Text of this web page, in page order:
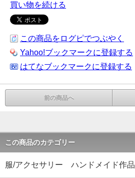
買い物を続ける
この商品をログピでつぶやく
Yahoo!ブックマークに登録する
はてなブックマークに登録する
前の商品へ
この商品のカテゴリー
服/アクセサリー ハンドメイド作品